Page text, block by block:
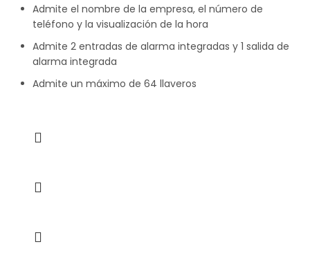
Admite el nombre de la empresa, el número de
teléfono y la visualización de la hora
Admite 2 entradas de alarma integradas y 1 salida de
alarma integrada
Admite un máximo de 64 llaveros